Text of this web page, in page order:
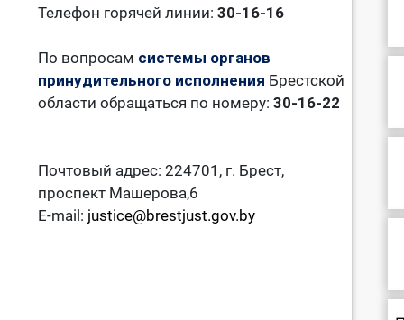
Телефон горячей линии: 30-16-16
По вопросам системы органов
принудительного исполнения Брестской
области обращаться по номеру: 30-16-22
Почтовый адрес: 224701, г. Брест,
проспект Машерова,6
E-mail: justice@brestjust.gov.by